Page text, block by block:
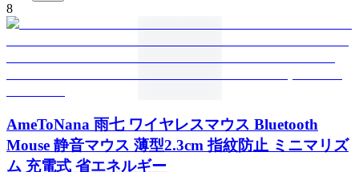
8
AmeToNana 雨七 ワイヤレスマウス Bluetooth
Mouse 静音マウス 薄型2.3cm 指紋防止 ミニマリズ
ム 充電式 省エネルギー